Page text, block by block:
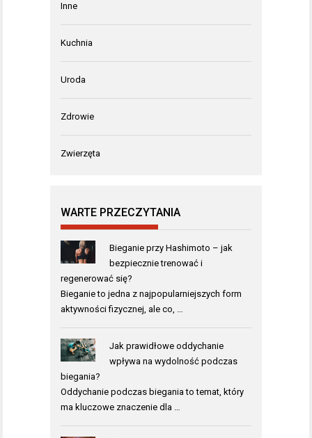
Inne
Kuchnia
Uroda
Zdrowie
Zwierzęta
WARTE PRZECZYTANIA
Bieganie przy Hashimoto – jak
bezpiecznie trenować i
regenerować się?
Bieganie to jedna z najpopularniejszych form
aktywności fizycznej, ale co, …
Jak prawidłowe oddychanie
wpływa na wydolność podczas
biegania?
Oddychanie podczas biegania to temat, który
ma kluczowe znaczenie dla …